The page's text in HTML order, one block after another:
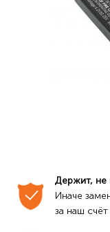
Держит, не
Иначе
за наш счёт